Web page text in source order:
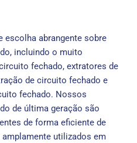
escolha abrangente sobre
incluindo o muito
fechado, extratores de
de circuito fechado e
fechado. Nossos
de última geração são
de forma eficiente de
utilizados em